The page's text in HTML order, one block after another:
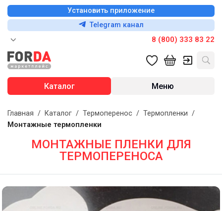
Установить приложение
Telegram канал
8 (800) 333 83 22
Каталог Меню
Главная / Каталог / Термоперенос / Термопленки /
Монтажные термопленки
МОНТАЖНЫЕ ПЛЕНКИ ДЛЯ
ТЕРМОПЕРЕНОСА